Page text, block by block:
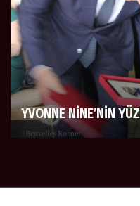
YVONNE NİNE’NİN